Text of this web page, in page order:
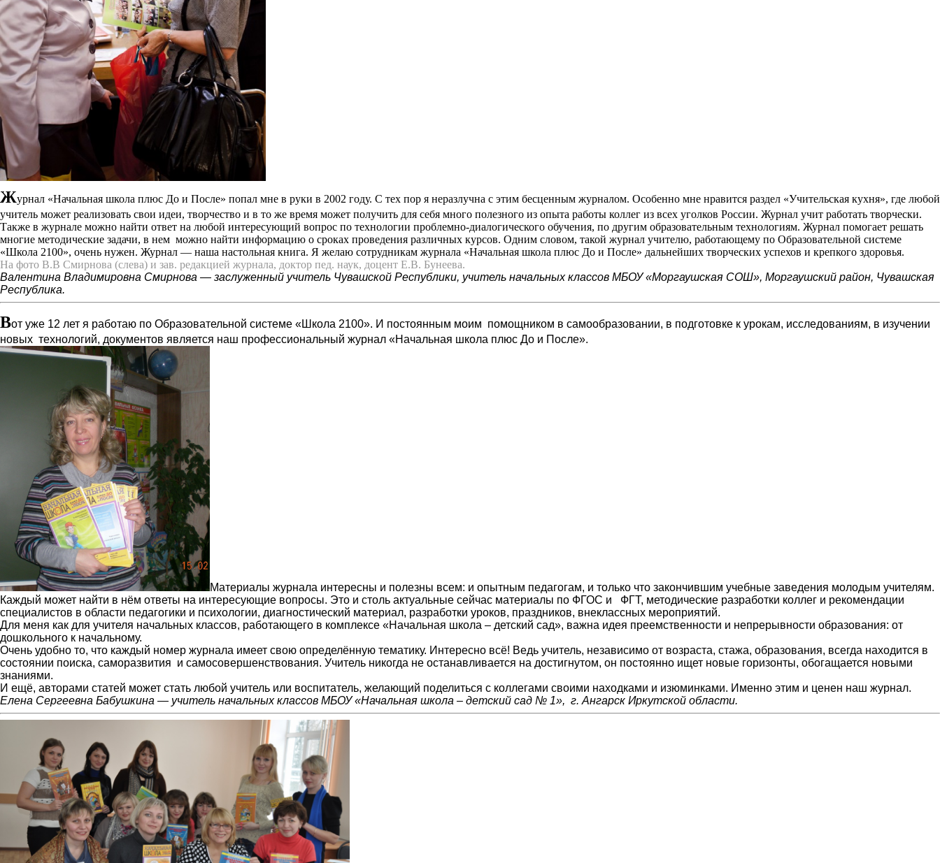
Журнал «Начальная школа плюс До и После» попал мне в руки в 2002 году. С тех пор я неразлучна с этим бесценным журналом. Особенно мне нравится раздел «Учительская кухня», где любой
учитель может реализовать свои идеи, творчество и в то же время может получить для себя много полезного из опыта работы коллег из всех уголков России. Журнал учит работать творчески.
Также в журнале можно найти ответ на любой интересующий вопрос по технологии проблемно-диалогического обучения, по другим образовательным технологиям. Журнал помогает решать
многие методические задачи, в нем можно найти информацию о сроках проведения различных курсов. Одним словом, такой журнал учителю, работающему по Образовательной системе
«Школа 2100», очень нужен. Журнал — наша настольная книга. Я желаю сотрудникам журнала «Начальная школа плюс До и После» дальнейших творческих успехов и крепкого здоровья.
На фото В.В Смирнова (слева) и зав. редакцией журнала, доктор пед. наук, доцент Е.В. Бунеева.
Валентина Владимировна Смирнова — заслуженный учитель Чувашской Республики, учитель начальных классов МБОУ «Моргаушская СОШ», Моргаушский район, Чувашская
Республика.
Вот уже 12 лет я работаю по Образовательной системе «Школа 2100». И постоянным моим помощником в самообразовании, в подготовке к урокам, исследованиям, в изучении
новых технологий, документов является наш профессиональный журнал «Начальная школа плюс До и После».
Материалы журнала интересны и полезны всем: и опытным педагогам, и только что закончившим учебные заведения молодым учителям.
Каждый может найти в нём ответы на интересующие вопросы. Это и столь актуальные сейчас материалы по ФГОС и ФГТ, методические разработки коллег и рекомендации
специалистов в области педагогики и психологии, диагностический материал, разработки уроков, праздников, внеклассных мероприятий.
Для меня как для учителя начальных классов, работающего в комплексе «Начальная школа – детский сад», важна идея преемственности и непрерывности образования: от
дошкольного к начальному.
Очень удобно то, что каждый номер журнала имеет свою определённую тематику. Интересно всё! Ведь учитель, независимо от возраста, стажа, образования, всегда находится в
состоянии поиска, саморазвития и самосовершенствования. Учитель никогда не останавливается на достигнутом, он постоянно ищет новые горизонты, обогащается новыми
знаниями.
И ещё, авторами статей может стать любой учитель или воспитатель, желающий поделиться с коллегами своими находками и изюминками. Именно этим и ценен наш журнал.
Елена Сергеевна Бабушкина — учитель начальных классов МБОУ «Начальная школа – детский сад № 1», г. Ангарск Иркутской области.